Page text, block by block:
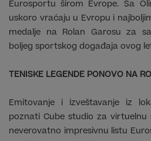
Eurosportu širom Evrope. Sa
uskoro vraćaju u Evropu i
medalje na Rolan Garosu za
boljeg sportskog događaja ovog
TENISKE LEGENDE PONOVO NA
Emitovanje i izveštavanje iz
poznati Cube studio za
neverovatno impresivnu listu